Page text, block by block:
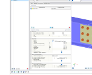
VÍCE